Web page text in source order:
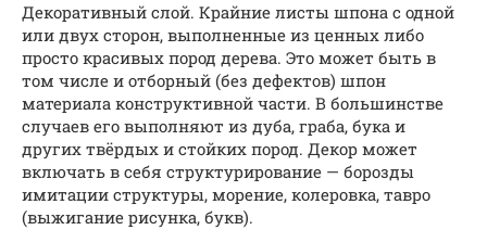
Декоративный слой. Крайние листы шпона с одной
или двух сторон, выполненные из ценных либо
просто красивых пород дерева. Это может быть в
том числе и отборный (без дефектов) шпон
материала конструктивной части. В большинстве
случаев его выполняют из дуба, граба, бука и
других твёрдых и стойких пород. Декор может
включать в себя структурирование — борозды
имитации структуры, морение, колеровка, тавро
(выжигание рисунка, букв).